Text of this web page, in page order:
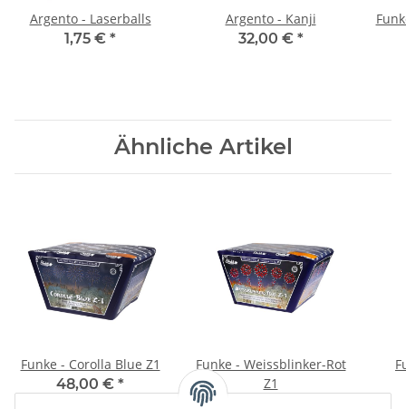
Argento - Laserballs
1,75 € *
Argento - Kanji
32,00 € *
Ähnliche Artikel
Funke - Corolla Blue Z1
48,00 € *
Funke - Weissblinker-Rot
Z1